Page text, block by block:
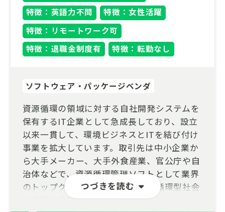
特徴：英語力不問
特徴：女性活躍
特徴：リモートワーク可
特徴：退職金制度有
特徴：転勤なし
つづきを読む
ソフトウェア・パッケージベンダ
資源循環の領域に対する自社開発システムを
保有するIT企業として急成長しており、設立
以来一貫して、環境ビジネスとITを結び付け
事業を拡大しています。取引先は中小企業か
ら大手メーカー、大手外食産業、官公庁や自
治体などで、資源循環管理ソフトとして業界
のトップクラスシェアを獲得し、循環型社会
の構築に貢献しています。